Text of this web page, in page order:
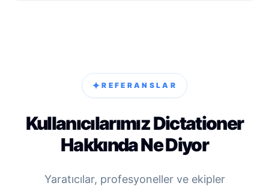
✦REFERANSLAR
Kullanıcılarımız Dictationer
Hakkında Ne Diyor
Yaratıcılar, profesyoneller ve ekipler